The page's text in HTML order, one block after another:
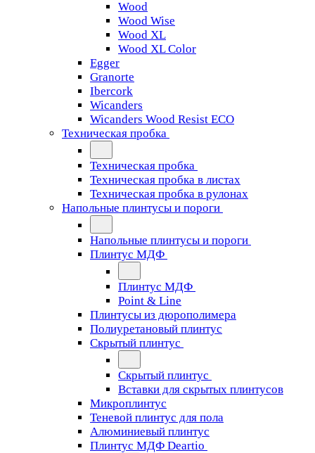
Wood
Wood Wise
Wood XL
Wood XL Color
Egger
Granorte
Ibercork
Wicanders
Wicanders Wood Resist ECO
Техническая пробка
Техническая пробка
Техническая пробка в листах
Техническая пробка в рулонах
Напольные плинтусы и пороги
Напольные плинтусы и пороги
Плинтус МДФ
Плинтус МДФ
Point & Line
Плинтусы из дюрополимера
Полиуретановый плинтус
Скрытый плинтус
Скрытый плинтус
Вставки для скрытых плинтусов
Микроплинтус
Теневой плинтус для пола
Алюминиевый плинтус
Плинтус МДФ Deartio